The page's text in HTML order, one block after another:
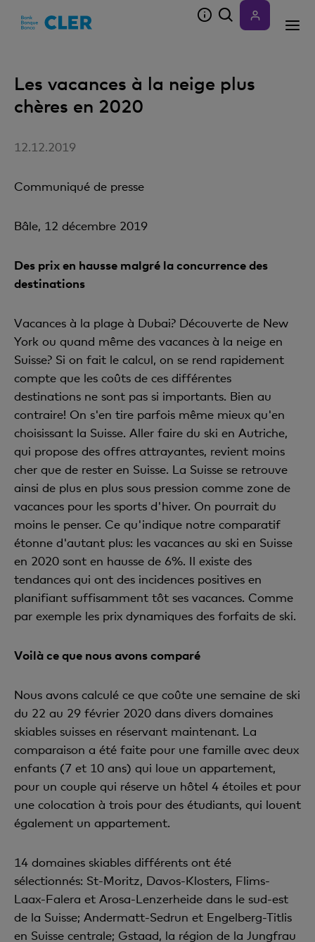
Les vacances à la neige plus
chères en 2020
12.12.2019
Communiqué de presse
Bâle, 12 décembre 2019
Des prix en hausse malgré la concurrence des
destinations
Vacances à la plage à Dubai? Découverte de New
York ou quand même des vacances à la neige en
Suisse? Si on fait le calcul, on se rend rapidement
compte que les coûts de ces différentes
destinations ne sont pas si importants. Bien au
contraire! On s'en tire parfois même mieux qu'en
choisissant la Suisse. Aller faire du ski en Autriche,
qui propose des offres attrayantes, revient moins
cher que de rester en Suisse. La Suisse se retrouve
ainsi de plus en plus sous pression comme zone de
vacances pour les sports d'hiver. On pourrait du
moins le penser. Ce qu'indique notre comparatif
étonne d'autant plus: les vacances au ski en Suisse
en 2020 sont en hausse de 6%. Il existe des
tendances qui ont des incidences positives en
planifiant suffisamment tôt ses vacances. Comme
par exemple les prix dynamiques des forfaits de ski.
Voilà ce que nous avons comparé
Nous avons calculé ce que coûte une semaine de ski
du 22 au 29 février 2020 dans divers domaines
skiables suisses en réservant maintenant. La
comparaison a été faite pour une famille avec deux
enfants (7 et 10 ans) qui loue un appartement,
pour un couple qui réserve un hôtel 4 étoiles et pour
une colocation à trois pour des étudiants, qui louent
également un appartement.
14 domaines skiables différents ont été
sélectionnés: St-Moritz, Davos-Klosters, Flims-
Laax-Falera et Arosa-Lenzerheide dans le sud-est
de la Suisse; Andermatt-Sedrun et Engelberg-Titlis
en Suisse centrale; Gstaad, la région de la Jungfrau